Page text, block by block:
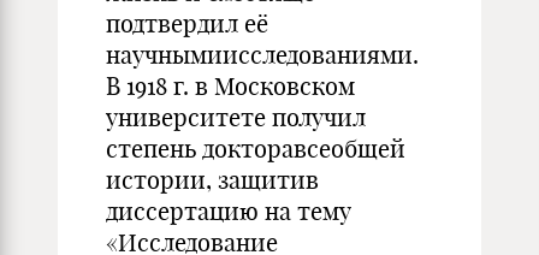
подтвердил её
научнымиисследованиями.
В 1918 г. в Московском
университете получил
степень докторавсеобщей
истории, защитив
диссертацию на тему
«Исследование